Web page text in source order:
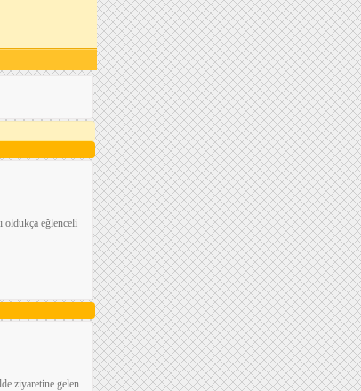
oldukça eğlenceli
ziyaretine gelen